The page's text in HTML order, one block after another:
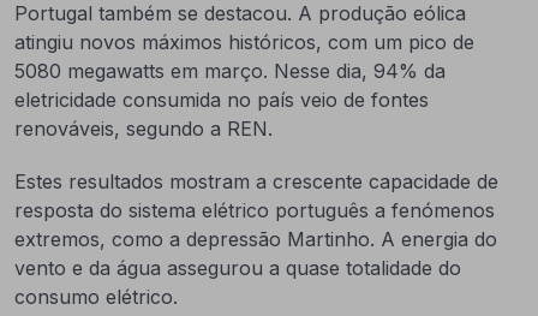
Portugal também se destacou. A produção eólica
atingiu novos máximos históricos, com um pico de
5080 megawatts em março. Nesse dia, 94% da
eletricidade consumida no país veio de fontes
renováveis, segundo a REN.
Estes resultados mostram a crescente capacidade de
resposta do sistema elétrico português a fenómenos
extremos, como a depressão Martinho. A energia do
vento e da água assegurou a quase totalidade do
consumo elétrico.